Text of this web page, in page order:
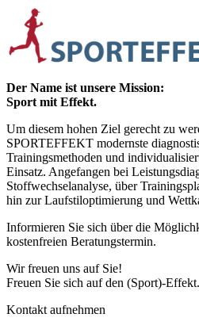
Der Name ist unsere Mission:
Sport mit Effekt.
Um diesem hohen Ziel gerecht zu
SPORTEFFEKT modernste
Trainingsmethoden und
Einsatz. Angefangen bei
Stoffwechselanalyse, über
hin zur Laufstiloptimierung und
Informieren Sie sich über die
kostenfreien Beratungstermin.
Wir freuen uns auf Sie!
Freuen Sie sich auf den (Sport)-Effekt.
Kontakt aufnehmen